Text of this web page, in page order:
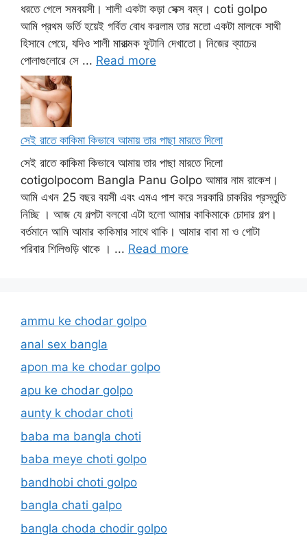
ধরতে গেলে সমবয়সী। শালী একটা কড়া সেক্স বম্ব। coti golpo
আমি প্রথম ভর্তি হয়েই গর্বিত বোধ করলাম তার মতো একটা মালকে সাথী
হিসাবে পেয়ে, যদিও শালী মারাত্মক ফুটানি দেখাতো। নিজের ব্যাচের
পোলাগুলোরে সে ... Read more
সেই রাতে কাকিমা কিভাবে আমায় তার পাছা মারতে দিলো
সেই রাতে কাকিমা কিভাবে আমায় তার পাছা মারতে দিলো
cotigolpocom Bangla Panu Golpo আমার নাম রাকেশ।
আমি এখন 25 বছর বয়সী এবং এমএ পাশ করে সরকারি চাকরির প্রস্তুতি
নিচ্ছি । আজ যে গল্পটা বলবো এটা হলো আমার কাকিমাকে চোদার গল্প।
বর্তমানে আমি আমার কাকিমার সাথে থাকি। আমার বাবা মা ও গোটা
পরিবার শিলিগুড়ি থাকে । ... Read more
ammu ke chodar golpo
anal sex bangla
apon ma ke chodar golpo
apu ke chodar golpo
aunty k chodar choti
baba ma bangla choti
baba meye choti golpo
bandhobi choti golpo
bangla chati galpo
bangla choda chodir golpo